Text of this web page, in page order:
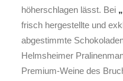
höherschlagen lässt. Bei
frisch hergestellte und
abgestimmte
Helmsheimer
Premium-Weine des